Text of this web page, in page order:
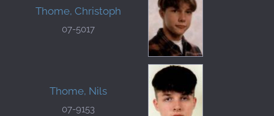
Thome, Christoph
07-5017
Thome, Nils
07-9153